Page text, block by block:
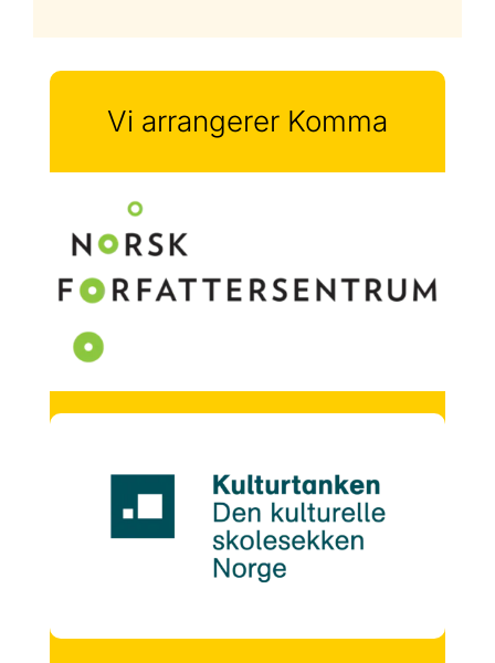
Vi arrangerer Komma